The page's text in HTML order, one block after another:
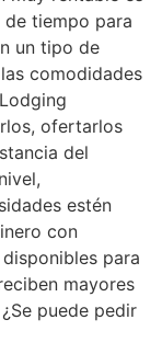
tiempo para
un tipo de
comodidades
ofertarlos
del
estén
con
para
mayores
puede pedir